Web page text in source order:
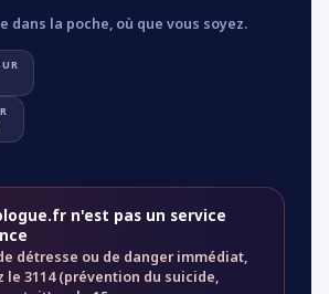
dans la poche, où que vous soyez.
n'est pas un service
détresse ou de danger immédiat,
le 3114 (prévention du suicide,